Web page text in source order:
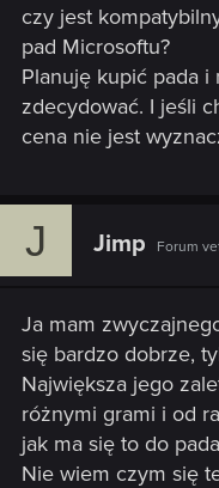
czy jest
pad Microsoftu?
Planuję kupić pada
zdecydować. I jeśli
cena nie jest
J Jimp Forum
Ja mam
się bardzo dobrze,
Największa jego
różnymi grami i od
jak ma się to do
Nie wiem czym się